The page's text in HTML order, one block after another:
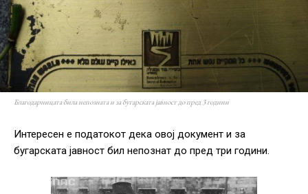
Благодарницата била непозната и за бугарската јавност до пред 3 години
Интересен е податокот дека овој документ и за
бугарската јавност бил непознат до пред три години.